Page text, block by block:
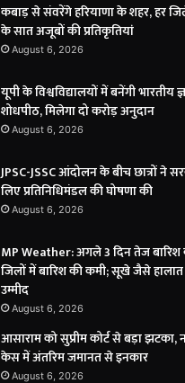
कबाड़ से संवरेंगे हरियाणा के शहर, हर
के सात अजूबों की प्रतिकृतियां
August 6, 2026
यूपी के विश्वविद्यालयों में बनेंगी भारतीय
शोधपीठ, मिलेगा दो करोड़ अनुदान
August 6, 2026
JPSC-JSSC आंदोलन के बीच छात्रों ने
लिए प्रतिनिधिमंडल की घोषणा की
August 6, 2026
MP Weather: अगले 3 दिन तेज बारिश
जिलों में बारिश की कमी; सूखे जैसे
उम्मीद
August 6, 2026
आसाराम को सुप्रीम कोर्ट से बड़ा झटका,
केस में अंतरिम जमानत से इनकार
August 6, 2026